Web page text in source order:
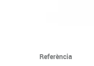
Referència